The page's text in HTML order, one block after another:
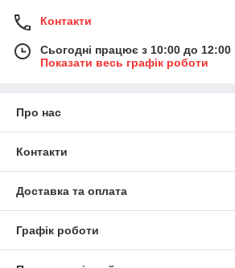
Контакти
Сьогодні працює з 10:00 до 12:00
Показати весь графік роботи
Про нас
Контакти
Доставка та оплата
Графік роботи